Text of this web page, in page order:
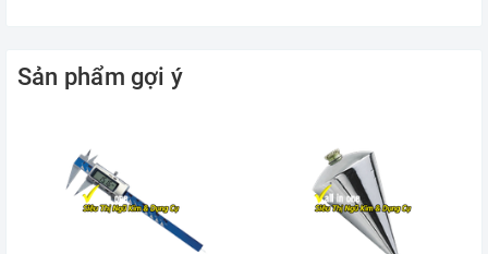
Sản phẩm gợi ý